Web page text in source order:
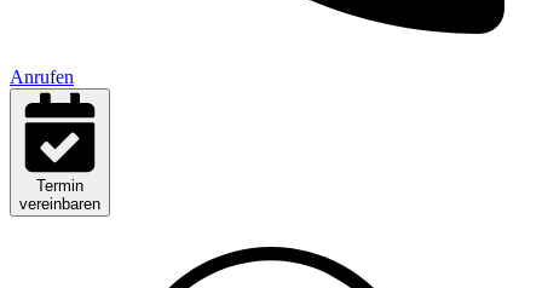
Anrufen
Termin
vereinbaren